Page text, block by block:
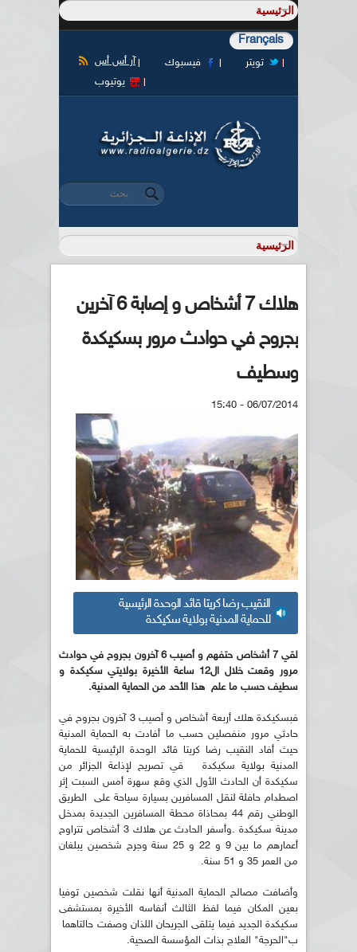
Français
آر أس أس فيسبوك
تويتر
يوتيوب
استمارة البحث
‏بحث ‏
هلاك 7 أشخاص و إصابة 6 آخرين
بجروح في حوادث مرور بسكيكدة
وسطيف
06/07/2014 - 15:40
النقيب رضا كريتا قائد الوحدة الرئيسية
للحماية المدنية بولاية سكيكدة
لقي 7 أشخاص حتفهم و أصيب 6 آخرون بجروح في حوادث
مرور وقعت خلال ال12 ساعة الأخيرة بولايتي سكيكدة و
سطيف حسب ما علم هذا الأحد من الحماية المدنية.
فبسكيكدة هلك أربعة أشخاص و أصيب 3 آخرون بجروح في
حادثي مرور منفصلين حسب ما أفادت به الحماية المدنية
حيث أفاد النقيب رضا كريتا قائد الوحدة الرئيسية للحماية
المدنية بولاية سكيكدة قي تصريح لإذاعة الجزائر من
سكيكدة أن الحادث الأول الذي وقع سهرة أمس السبت إثر
اصطدام حافلة لنقل المسافرين بسيارة سياحة على الطريق
الوطني رقم 44 بمحاذاة محطة المسافرين الجديدة بمدخل
مدينة سكيكدة .وأسفر الحادث عن هلاك 3 أشخاص تتراوح
أعمارهم ما بين 9 و 22 و 25 سنة وجرح شخصين يبلغان
من العمر 35 و 51 سنة.
وأضافت مصالح الحماية المدنية أنها نقلت شخصين توفيا
بعين المكان فيما لفظ الثالث أنفاسه الأخيرة بمستشفى
سكيكدة الجديد فيما يتلقى الجريحان اللذان وصفت حالتاهما
ب"الحرجة" العلاج بذات المؤسسة الصحية.